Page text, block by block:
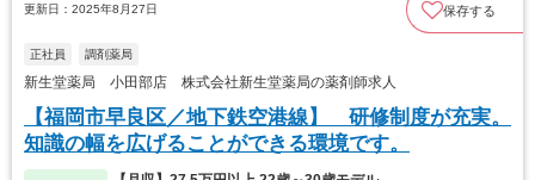
更新日：2025年8月27日 保存する
正社員 調剤薬局
新生堂薬局 小田部店 株式会社新生堂薬局の薬剤師求人
【福岡市早良区／地下鉄空港線】 研修制度が充実。
知識の幅を広げることができる環境です。